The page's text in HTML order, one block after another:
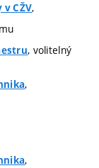
v CŽV,
, volitelný
,
,